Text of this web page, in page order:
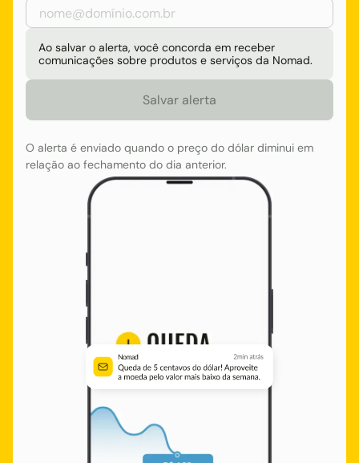
Ao salvar o alerta, você concorda em receber
comunicações sobre produtos e serviços da Nomad.
O alerta é enviado quando o preço do dólar diminui em
relação ao fechamento do dia anterior.